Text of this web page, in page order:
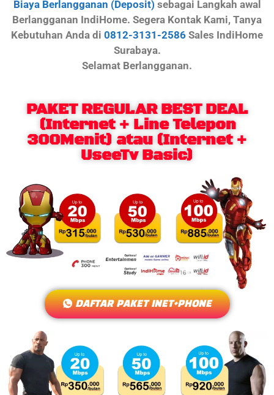
Biaya Berlangganan (Deposit) sebagai Langkah awal
Berlangganan IndiHome. Segera Kontak Kami, Tanya
Kebutuhan Anda di 0812-3131-2586 Sales IndiHome
Surabaya.
Selamat Berlangganan.
PAKET REGULAR BEST DEAL
(Internet + Line Telepon
300Menit) atau (Internet +
UseeTv Basic)
DAFTAR PAKET INET+PHONE